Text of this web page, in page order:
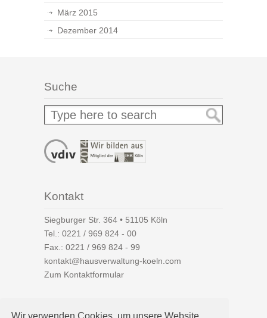
Wir verwenden Cookies, um unsere Website
März 2015
Dezember 2014
Suche
Kontakt
Siegburger Str. 364 • 51105 Köln
Tel.: 0221 / 969 824 - 00
Fax.: 0221 / 969 824 - 99
kontakt@hausverwaltung-koeln.com
Zum Kontaktformular